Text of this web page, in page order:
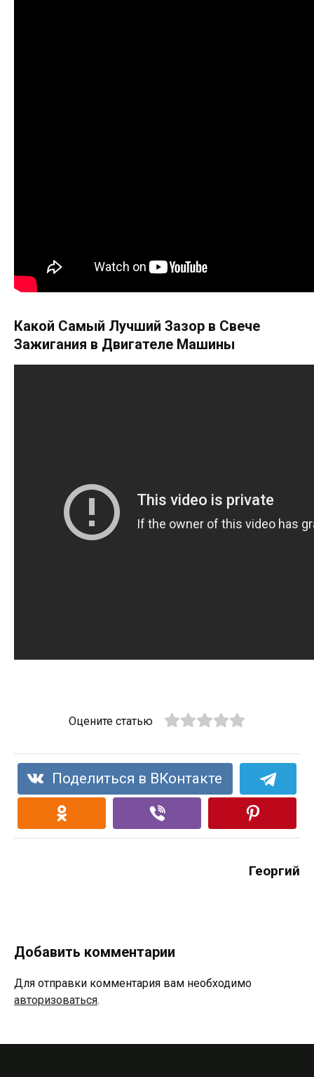
Какой Самый Лучший Зазор в Свече
Зажигания в Двигателе Машины
Оцените статью
Поделиться в ВКонтакте
Георгий
Добавить комментарии
Для отправки комментария вам необходимо
авторизоваться.